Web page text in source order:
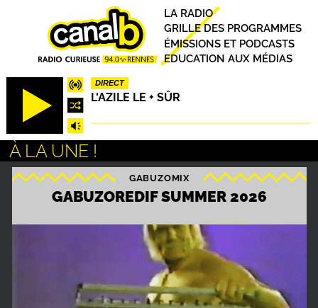
DIRECT
L'AZILE LE + SÛR
Principal
LA RADIO
GRILLE DES PROGRAMMES
ÉMISSIONS ET PODCASTS
EDUCATION AUX MÉDIAS
À LA UNE !
GABUZOMIX
GABUZOREDIF SUMMER 2026